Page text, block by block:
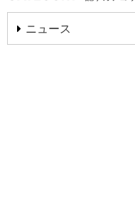
ニュース